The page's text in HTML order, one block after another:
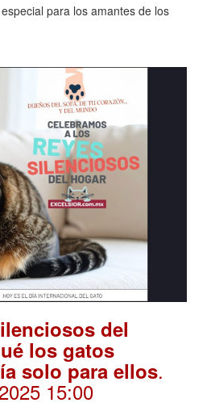
para los amantes de los
del
los gatos
solo para ellos.
15:00